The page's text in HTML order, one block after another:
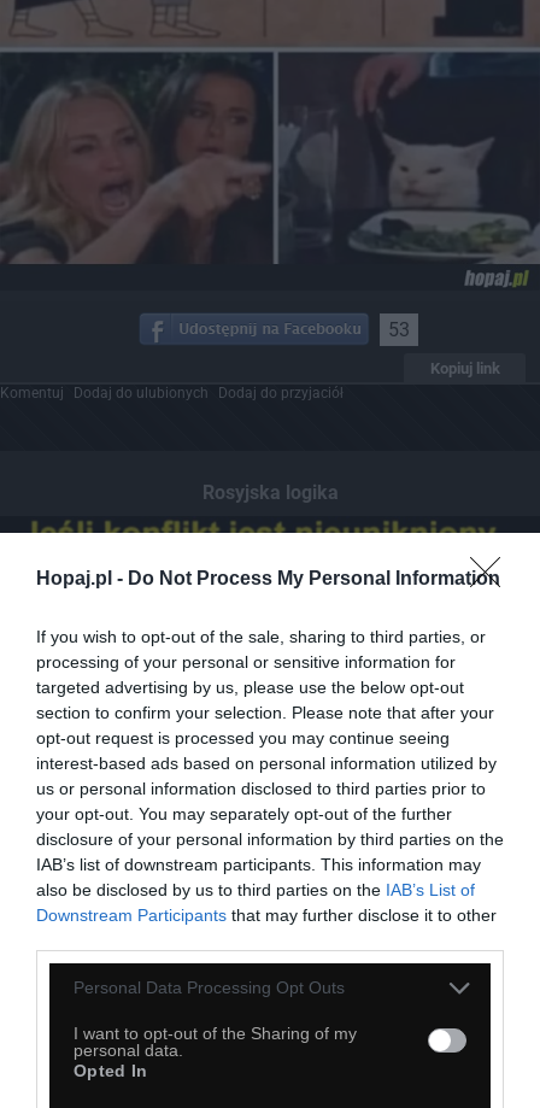
Hopaj.pl - Do Not Process My Personal Information
If you wish to opt-out of the sale, sharing to third parties, or
processing of your personal or sensitive information for
targeted advertising by us, please use the below opt-out
section to confirm your selection. Please note that after your
opt-out request is processed you may continue seeing
interest-based ads based on personal information utilized by
us or personal information disclosed to third parties prior to
your opt-out. You may separately opt-out of the further
disclosure of your personal information by third parties on the
IAB’s list of downstream participants. This information may
also be disclosed by us to third parties on the IAB’s List of
Downstream Participants that may further disclose it to other
Personal Data Processing Opt Outs
I want to opt-out of the Sharing of my
personal data.
Opted In
53
Kopiuj link
Komentuj Dodaj do ulubionych Dodaj do przyjaciół
Rosyjska logika